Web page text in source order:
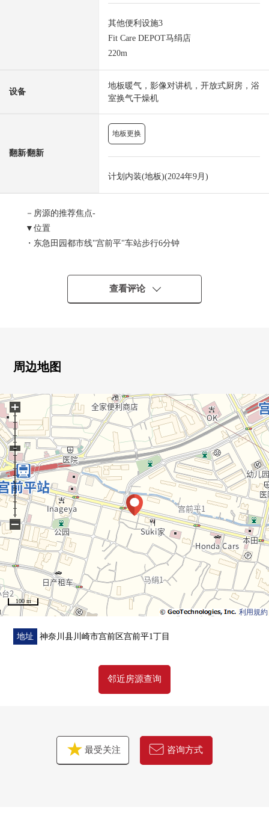
其他便利设施3
Fit Care DEPOT马绢店
220m
设备
地板暖气，影像对讲机，开放式厨房，浴
室换气干燥机
翻新⁄翻新
地板更换
计划内装(地板)(2024年9月)
－房源的推荐焦点-
▼位置
・东急田园都市线"宫前平"车站步行6分钟
▼Mansion的特徴
・保护居民的生活的24小时监视系统
・非接触型电锁
・在客厅，TES地板暖气开着
・与家族的会话兴奋起来的开放式厨房
・24小时换气系统
・可饲养宠物（有规定）
・复数层在断热座位之前的玻璃
・全居室收纳有
・阳台面积约11.70平米，屋顶阳台面积约36.84平米
▼设备
・有再加热功能的智能浴缸
・有浴室暖气烘干机
・餐具冲洗烘干机
▼翻新内容(2024年9月实施)
・把3LDK改为2LDK
・LDK Cross张替
・LDK地板修理
・厕所Cross张替
・到Fit Care DEPOT马绢店约220m
・到宫前平第2公园约250m
房源的详细、需讨论是如有意向，请跟我们联系。
查看评论
周边地图
利用規約
100 m
+
−
地址 神奈川县川崎市宫前区宫前平1丁目
邻近房源查询
最受关注 咨询方式